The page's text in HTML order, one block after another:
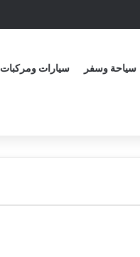
سياحة وسفر سيارات ومركبات